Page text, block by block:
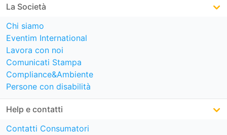
La Società
Chi siamo
Eventim International
Lavora con noi
Comunicati Stampa
Compliance&Ambiente
Persone con disabilità
Help e contatti
Contatti Consumatori